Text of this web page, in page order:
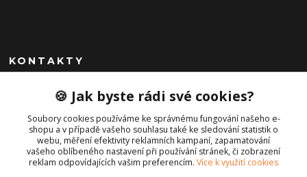
KONTAKTY
+420 792 757 523
obchod@cajkservis.cz
🍪 Jak byste rádi své cookies?
Soubory cookies používáme ke správnému fungování našeho e-
shopu a v případě vašeho souhlasu také ke sledování statistik o
webu, měření efektivity reklamních kampaní, zapamatování
vašeho oblíbeného nastavení při používání stránek, či zobrazení
reklam odpovídajících vašim preferencím. Více k využití cookies